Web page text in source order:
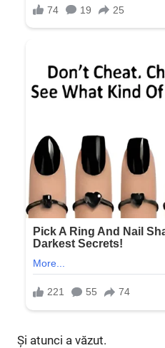
Și atunci a văzut.